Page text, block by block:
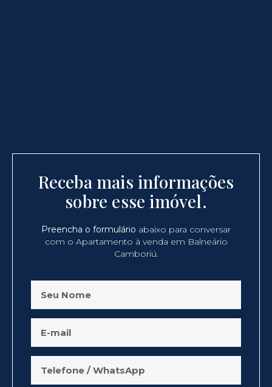
Receba mais informações
sobre esse imóvel.
Preencha o formulário abaixo para conversar
com o Apartamento à venda em Balneário
Camboriú.